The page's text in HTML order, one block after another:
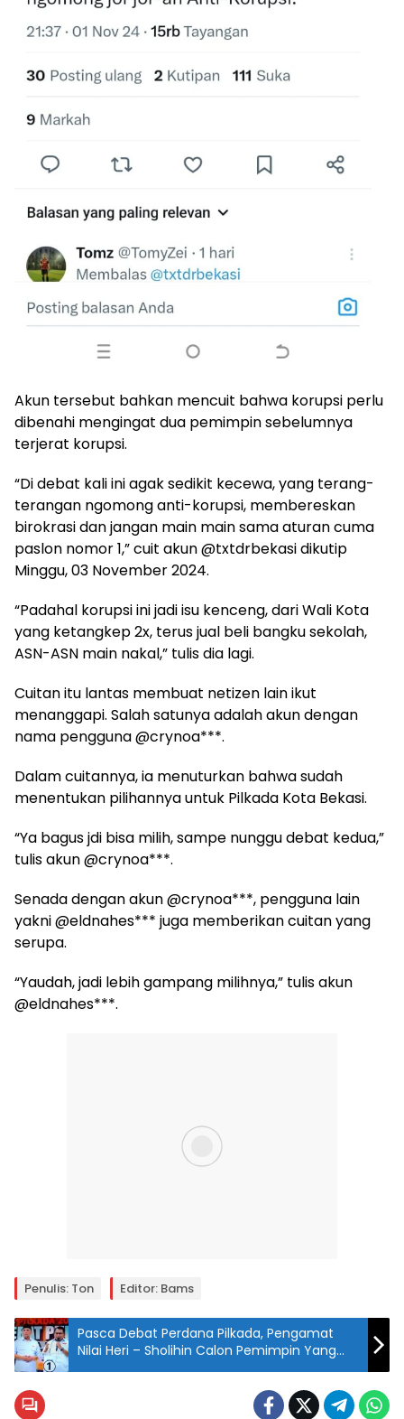
Akun tersebut bahkan mencuit bahwa korupsi perlu
dibenahi mengingat dua pemimpin sebelumnya
terjerat korupsi.
“Di debat kali ini agak sedikit kecewa, yang terang-
terangan ngomong anti-korupsi, membereskan
birokrasi dan jangan main main sama aturan cuma
paslon nomor 1,” cuit akun @txtdrbekasi dikutip
Minggu, 03 November 2024.
“Padahal korupsi ini jadi isu kenceng, dari Wali Kota
yang ketangkep 2x, terus jual beli bangku sekolah,
ASN-ASN main nakal,” tulis dia lagi.
Cuitan itu lantas membuat netizen lain ikut
menanggapi. Salah satunya adalah akun dengan
nama pengguna @crynoa***.
Dalam cuitannya, ia menuturkan bahwa sudah
menentukan pilihannya untuk Pilkada Kota Bekasi.
“Ya bagus jdi bisa milih, sampe nunggu debat kedua,”
tulis akun @crynoa***.
Senada dengan akun @crynoa***, pengguna lain
yakni @eldnahes*** juga memberikan cuitan yang
serupa.
“Yaudah, jadi lebih gampang milihnya,” tulis akun
@eldnahes***.
Penulis: Ton Editor: Bams
Pasca Debat Perdana Pilkada, Pengamat
Nilai Heri – Sholihin Calon Pemimpin Yang
Pro Rakyat